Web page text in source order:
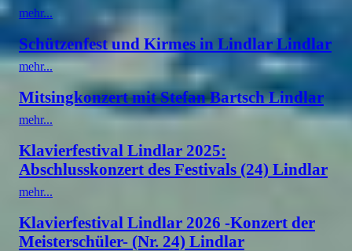
mehr...
Schützenfest und Kirmes in Lindlar Lindlar
mehr...
Mitsingkonzert mit Stefan Bartsch Lindlar
mehr...
Klavierfestival Lindlar 2025:
Abschlusskonzert des Festivals (24) Lindlar
mehr...
Klavierfestival Lindlar 2026 -Konzert der
Meisterschüler- (Nr. 24) Lindlar